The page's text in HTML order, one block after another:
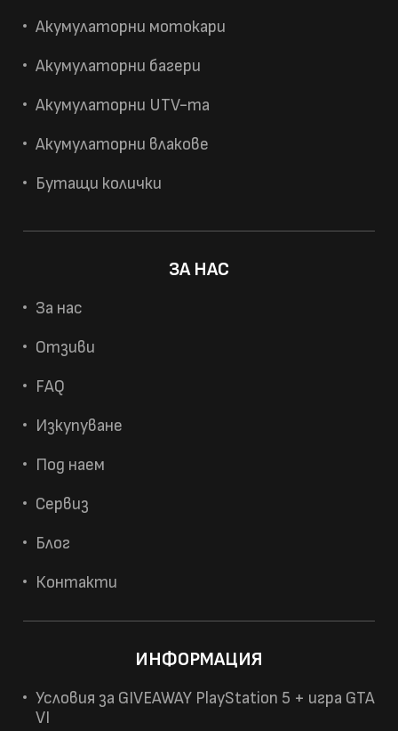
Акумулаторни мотокари
Акумулаторни багери
Акумулаторни UTV-та
Акумулаторни влакове
Бутащи колички
ЗА НАС
За нас
Отзиви
FAQ
Изкупуване
Под наем
Сервиз
Блог
Контакти
ИНФОРМАЦИЯ
Условия за GIVEAWAY PlayStation 5 + игра GTA
VI